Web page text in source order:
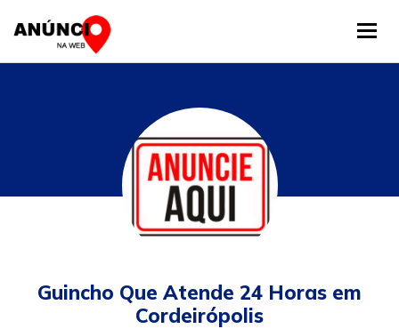
Guincho Que Atende 24 Horas em
Cordeirópolis